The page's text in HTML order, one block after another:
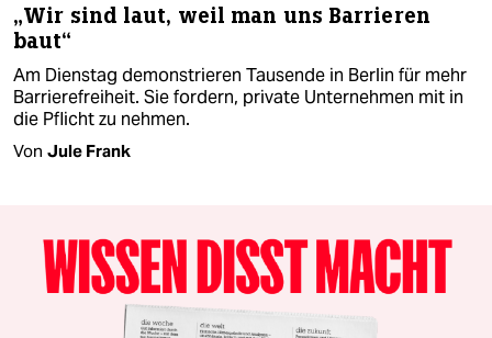
„Wir sind laut, weil man uns Barrieren
baut“
Am Dienstag demonstrieren Tausende in Berlin für mehr
Barrierefreiheit. Sie fordern, private Unternehmen mit in
die Pflicht zu nehmen.
Von Jule Frank